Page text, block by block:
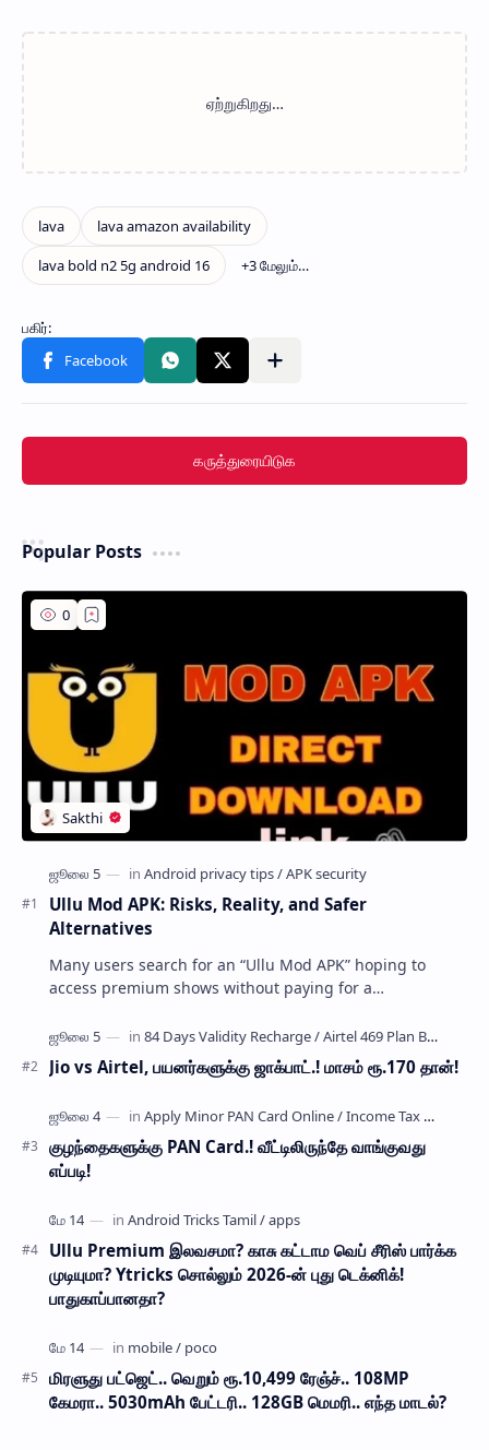
கருத்துரையிடுக
Popular Posts
Ullu Mod APK: Risks, Reality, and Safer
Alternatives
Many users search for an “Ullu Mod APK” hoping to
access premium shows without paying for a
…
Jio vs Airtel, பயனர்களுக்கு ஜாக்பாட்.! மாசம் ரூ.170 தான்!
குழந்தைகளுக்கு PAN Card.! வீட்டிலிருந்தே வாங்குவது
எப்படி!
Ullu Premium இலவசமா? காசு கட்டாம வெப் சீரிஸ் பார்க்க
முடியுமா? Ytricks சொல்லும் 2026-ன் புது டெக்னிக்!
பாதுகாப்பானதா?
மிரளுது பட்ஜெட்.. வெறும் ரூ.10,499 ரேஞ்ச்.. 108MP
கேமரா.. 5030mAh பேட்டரி.. 128GB மெமரி.. எந்த மாடல்?